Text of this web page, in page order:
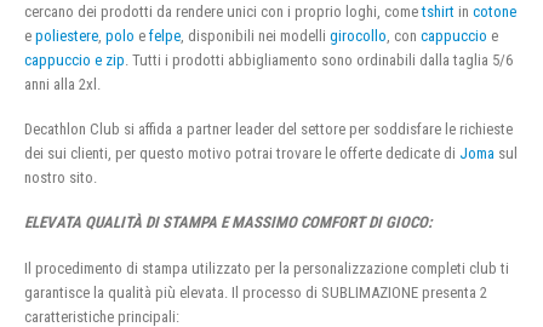
cercano dei prodotti da rendere unici con i proprio loghi, cometshirt in cotone
e poliestere polo e felpe , disponibili nei modelli girocollo , con cappuccio e
cappuccio e zip . Tutti i prodotti abbigliamento sono ordinabili dalla taglia 5/6
anni alla 2xl.
Decathlon Club si affida a partner leader del settore per soddisfare le richieste
dei sui clienti, per questo motivo potrai trovare le offerte dedicate di Joma sul
nostro sito.
ELEVATA QUALITÀ DI STAMPA E MASSIMO COMFORT DI GIOCO:
Il procedimento di stampa utilizzato per la personalizzazione completi club ti
garantisce la qualità più elevata. Il processo di SUBLIMAZIONE presenta 2
caratteristiche principali: